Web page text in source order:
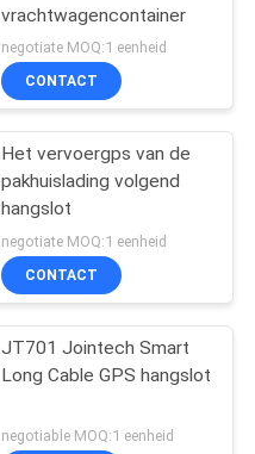
vrachtwagencontainer
negotiate MOQ:1 eenheid
CONTACT
Het vervoergps van de
pakhuislading volgend
hangslot
negotiate MOQ:1 eenheid
CONTACT
JT701 Jointech Smart
Long Cable GPS hangslot
negotiable MOQ:1 eenheid